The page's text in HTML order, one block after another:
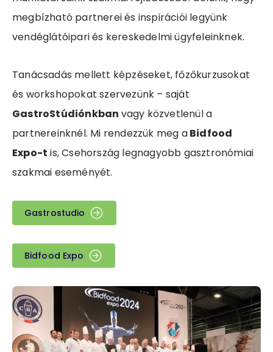
megbízható partnerei és inspirációi legyünk
vendéglátóipari és kereskedelmi ügyfeleinknek.
Tanácsadás mellett képzéseket, főzőkurzusokat
és workshopokat szervezünk – saját
GastroStúdiónkban vagy közvetlenül a
partnereinknél. Mi rendezzük meg aBidfood
Expo-t is, Csehország legnagyobb gasztronómiai
szakmai eseményét.
Gastrostudio
Bidfood Expo